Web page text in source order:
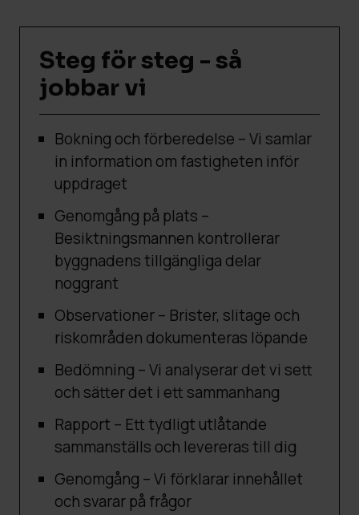
Steg för steg - så
jobbar vi
Bokning och förberedelse – Vi samlar
in information om fastigheten inför
uppdraget
Genomgång på plats –
Besiktningsmannen kontrollerar
byggnadens tillgängliga delar
noggrant
Observationer – Brister, slitage och
riskområden dokumenteras löpande
Bedömning – Vi analyserar det vi sett
och sätter det i ett sammanhang
Rapport – Ett tydligt utlåtande
sammanställs och levereras till dig
Genomgång – Vi förklarar innehållet
och svarar på frågor